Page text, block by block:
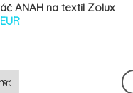
ANAH na textil Zolux